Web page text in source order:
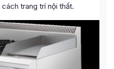
trang trí nội thất.